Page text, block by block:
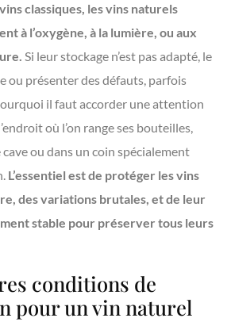
classiques, les vins naturels
à l’oxygène, à la lumière, ou aux
Si leur stockage n’est pas adapté, le
ou présenter des défauts, parfois
il faut accorder une attention
où l’on range ses bouteilles,
ou dans un coin spécialement
L’essentiel est de protéger les vins
des variations brutales, et de leur
stable pour préserver tous leurs
conditions de
pour un vin naturel